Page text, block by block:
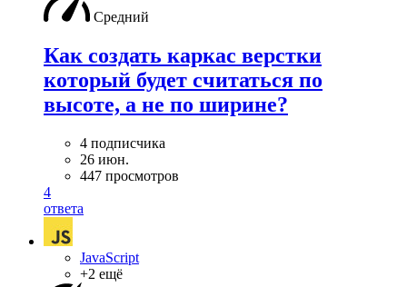
Средний
Как создать каркас верстки
который будет считаться по
высоте, а не по ширине?
4 подписчика
26 июн.
447 просмотров
4
ответа
JavaScript
+2 ещё